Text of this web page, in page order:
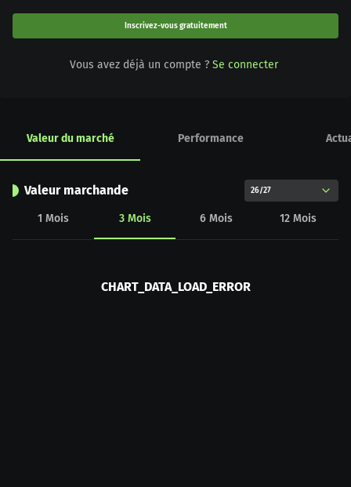
Inscrivez-vous gratuitement
Vous avez déjà un compte ? Se connecter
Valeur du marché Performance
Valeur marchande 26/27
1 Mois 3 Mois 6 Mois 12 Mois
CHART_DATA_LOAD_ERROR